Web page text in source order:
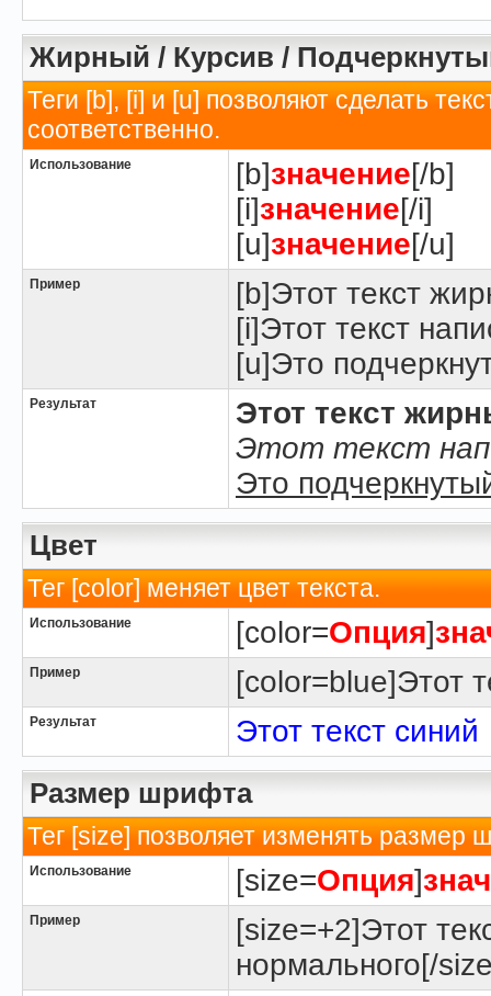
Жирный / Курсив /
Теги [b], [i] и [u] позволяют сделать
соответственно.
Использование [b]значение[/b]
[i]значение[/i]
[u]значение[/u]
Пример
[b]Этот текст
[i]Этот текст
[u]Это
Результат
Этот текст
Этот текст
Это
Цвет
Тег [color] меняет цвет текста.
Использование [color=Опция]
Пример [color=blue]Этот
Результат Этот текст синий
Размер шрифта
Тег [size] позволяет изменять размер
Использование [size=Опция]
Пример
[size=+2]Этот
нормального[/